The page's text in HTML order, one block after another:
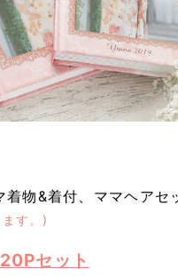
物&着付、ママヘアセ
す。)
セット